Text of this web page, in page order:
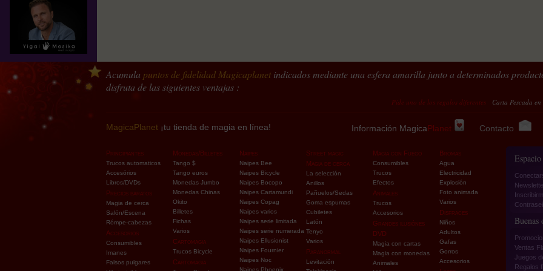
Acumula puntos de fidelidad Magicaplanet indicados mediante una esfera amarilla junto a determinados
disfruta de las siguientes ventajas :
Pide uno de los regalos diferentes Carta Pescada en la
MagicaPlanet ¡tu tienda de magia en línea! Información MagicaPlanet Contacto
Principiantes
Trucos automaticos
Accesórios
Libros/DVDs
Precios baratos
Magia de cerca
Salón/Escena
Rómpe-cabezas
Accesorios
Consumibles
Imanes
Falsos pulgares
Monedas/Billetes
Tango $
Tango euros
Monedas Jumbo
Monedas Chinas
Okito
Billetes
Fichas
Varios
Cartomagia
Trucos Bicycle
Cartomagia
Naipes
Naipes Bee
Naipes Bicycle
Naipes Bocopo
Naipes Cartamundi
Naipes Copag
Naipes varios
Naipes serie limitada
Naipes serie numerada
Naipes Ellusionist
Naipes Fournier
Naipes Noc
Naipes Phoenix
Street magic
Magia de cerca
La selección
Anillos
Pañuelos/Sedas
Goma espumas
Cubiletes
Latón
Tenyo
Varios
Paranormal
Levitación
Magia con Fuego
Consumibles
Trucos
Efectos
Animales
Trucos
Accesorios
Grandes ilusiónes
DVD
Magia con cartas
Magia con monedas
Animales
Bromas
Agua
Electricidad
Explosión
Foto animada
Varios
Disfraces
Niños
Adultos
Gafas
Gorros
Accesorios
Buenas
Ventas
Juegos
Regalos